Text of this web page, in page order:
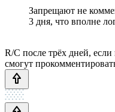
Запрещают не
3 дня, что вполне
R/C после трёх дней,
смогут